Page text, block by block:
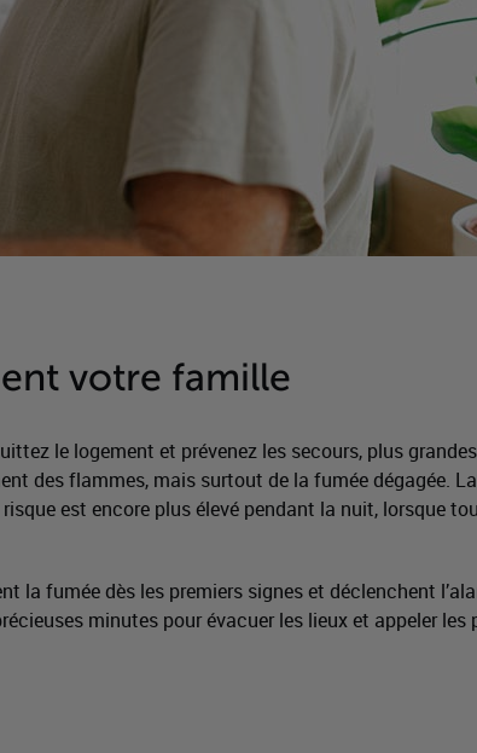
votre famille
le logement et prévenez les secours, plus
des flammes, mais surtout de la fumée dégagée.
est encore plus élevé pendant la nuit, lorsque
la fumée dès les premiers signes et déclenchent
minutes pour évacuer les lieux et appeler les